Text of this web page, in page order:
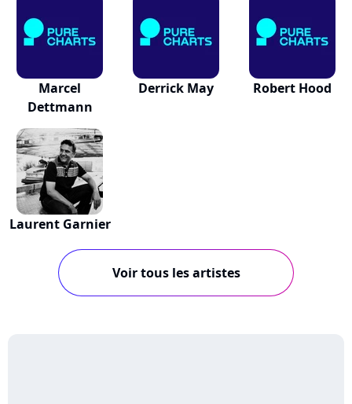
Marcel
Dettmann
Derrick May Robert Hood
Laurent Garnier
Voir tous les artistes